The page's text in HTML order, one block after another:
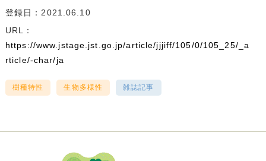
登録日：2021.06.10
URL：
https://www.jstage.jst.go.jp/article/jjjiff/105/0/105_25/_a
rticle/-char/ja
樹種特性 生物多様性 雑誌記事